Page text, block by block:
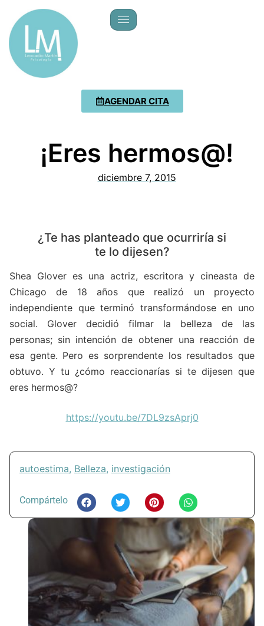
AGENDAR CITA
¡Eres hermos@!
diciembre 7, 2015
¿Te has planteado que ocurriría si
te lo dijesen?
Shea Glover es una actriz, escritora y cineasta de
Chicago de 18 años que realizó un proyecto
independiente que terminó transformándose en uno
social. Glover decidió filmar la belleza de las
personas; sin intención de obtener una reacción de
esa gente. Pero es sorprendente los resultados que
obtuvo. Y tu ¿cómo reaccionarías si te dijesen que
eres hermos@?
https://youtu.be/7DL9zsAprj0
autoestima, Belleza, investigación
Compártelo